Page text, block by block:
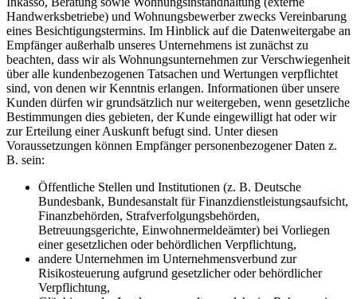
Handwerksbetriebe) und Wohnungsbewerber zwecks Vereinbarung
eines Besichtigungstermins. Im Hinblick auf die Datenweitergabe an
Empfänger außerhalb unseres Unternehmens ist zunächst zu
beachten, dass wir als Wohnungsunternehmen zur Verschwiegenheit
über alle kundenbezogenen Tatsachen und Wertungen verpflichtet
sind, von denen wir Kenntnis erlangen. Informationen über unsere
Kunden dürfen wir grundsätzlich nur weitergeben, wenn gesetzliche
Bestimmungen dies gebieten, der Kunde eingewilligt hat oder wir
zur Erteilung einer Auskunft befugt sind. Unter diesen
Voraussetzungen können Empfänger personenbezogener Daten z.
B. sein:
Öffentliche Stellen und Institutionen (z. B. Deutsche
Bundesbank, Bundesanstalt für Finanzdienstleistungsaufsicht,
Finanzbehörden, Strafverfolgungsbehörden,
Betreuungsgerichte, Einwohnermeldeämter) bei Vorliegen
einer gesetzlichen oder behördlichen Verpflichtung,
andere Unternehmen im Unternehmensverbund zur
Risikosteuerung aufgrund gesetzlicher oder behördlicher
Verpflichtung,